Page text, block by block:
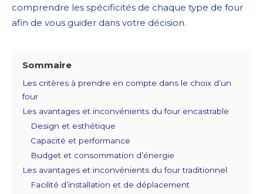
comprendre les spécificités de chaque type de four
afin de vous guider dans votre décision.
Sommaire
Les critères à prendre en compte dans le choix d’un
four
Les avantages et inconvénients du four encastrable
Design et esthétique
Capacité et performance
Budget et consommation d’énergie
Les avantages et inconvénients du four traditionnel
Facilité d’installation et de déplacement